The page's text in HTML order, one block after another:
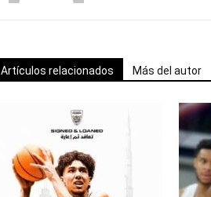
Artículos relacionados Más del autor